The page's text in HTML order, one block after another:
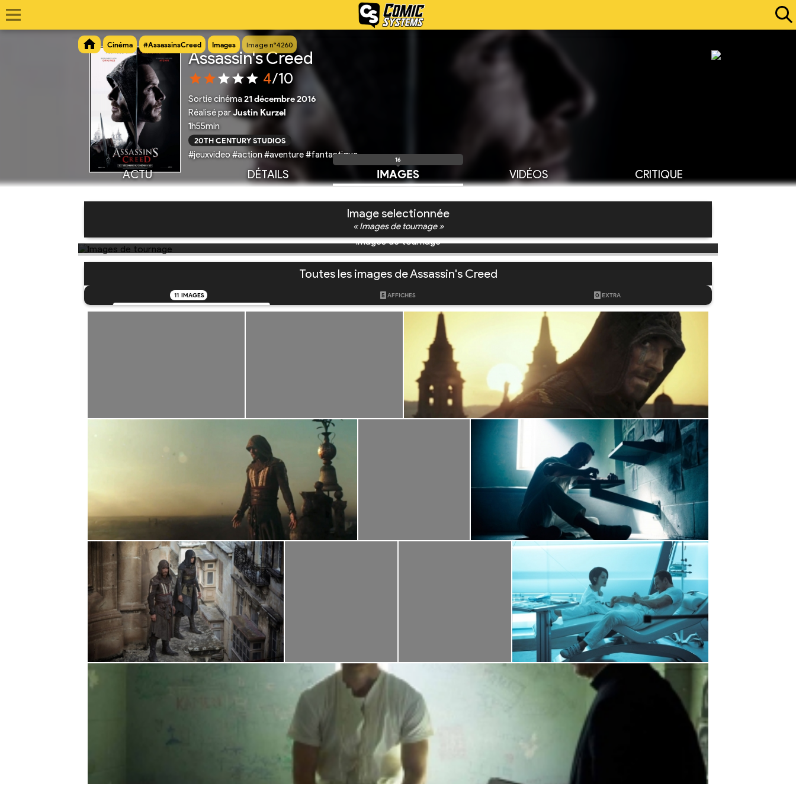
Cinéma #AssassinsCreed Images Image n°4260
Assassin's Creed
4/10
Sortie cinéma21 décembre 2016
Réalisé parJustin Kurzel
1h55min
20TH CENTURY STUDIOS
#jeuxvideo #action #aventure #fantastique
ACTU DÉTAILS IMAGES
16
VIDÉOS CRITIQUE
Image selectionnée
« Images de tournage »
Images de tournage
Toutes les images de Assassin's Creed
11 IMAGES 5 AFFICHES 0 EXTRA